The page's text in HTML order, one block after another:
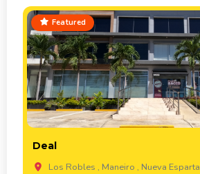
Featured
Deal
Los Robles , Maneiro , Nueva Esparta